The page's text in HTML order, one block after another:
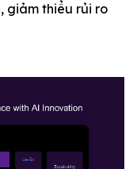
giảm thiểu rủi ro